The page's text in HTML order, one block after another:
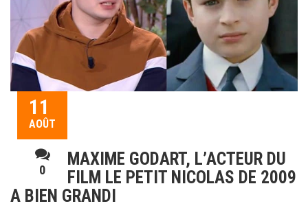
11
AOÛT
0
MAXIME GODART, L’ACTEUR DU
FILM LE PETIT NICOLAS DE 2009
A BIEN GRANDI